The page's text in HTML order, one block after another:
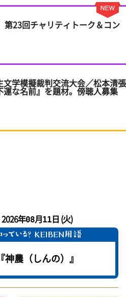
23回チャリティトーク＆コン
学模擬裁判交流大会／松本清張
な名前』を題材。傍聴人募集
2026年08月11日 (火)
『神農（しんの）』